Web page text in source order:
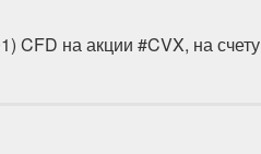
CFD на акции #CVX, на счету